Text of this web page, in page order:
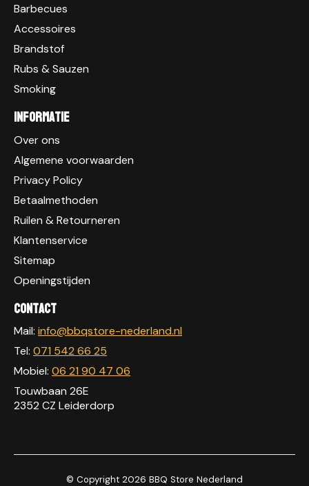
Barbecues
Accessoires
Brandstof
Rubs & Sauzen
Smoking
Informatie
Over ons
Algemene voorwaarden
Privacy Policy
Betaalmethoden
Ruilen & Retourneren
Klantenservice
Sitemap
Openingstijden
Contact
Mail: info@bbqstore-nederland.nl
Tel: 071 542 66 25
Mobiel: 06 21 90 47 06
Touwbaan 26E
2352 CZ Leiderdorp
© Copyright 2026 BBQ Store Nederland